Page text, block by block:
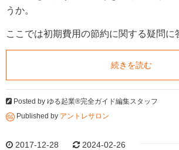
うか。
ここでは初期費用の節約に関する疑問に
続きを読む
Posted by ゆる起業®完全ガイド編集スタッフ
Published by アントレサロン
2017-12-28 2024-02-26